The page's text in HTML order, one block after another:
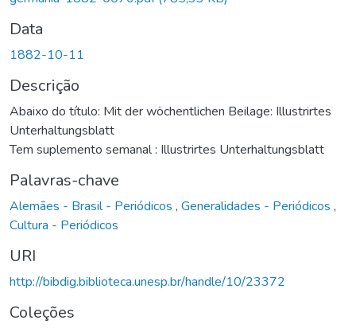
Data
1882-10-11
Descrição
Abaixo do título: Mit der wöchentlichen Beilage: Illustrirtes
Unterhaltungsblatt
Tem suplemento semanal : Illustrirtes Unterhaltungsblatt
Palavras-chave
Alemães - Brasil - Periódicos , Generalidades - Periódicos ,
Cultura - Periódicos
URI
http://bibdig.biblioteca.unesp.br/handle/10/23372
Coleções